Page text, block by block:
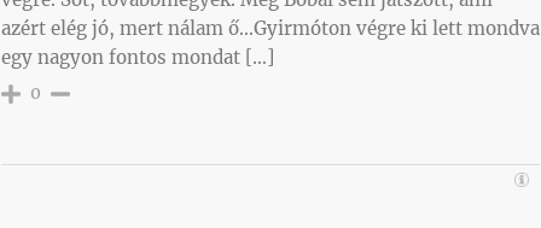
azért elég jó, mert nálam ő…Gyirmóton végre ki lett mondva
egy nagyon fontos mondat […]
0